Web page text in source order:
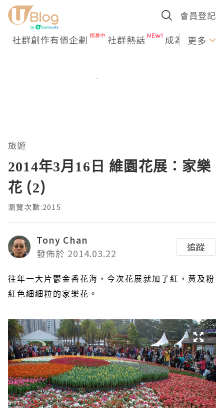
會員登記
社群創作有價企劃 社群熱話 成為U更多
旅遊
2014年3月16日 維園花展：家樂
花 (2)
瀏覽次數:2015
Tony Chan
發佈於 2014.03.22
追蹤
往年一大片鬱金香花海，今次花展就加了紅，黃及粉
紅色細細粒的家樂花。